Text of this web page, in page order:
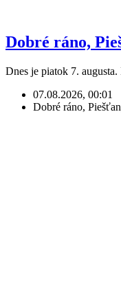
Dobré ráno,
Dnes je piatok 7.
07.08.2026, 00:01
Dobré ráno,